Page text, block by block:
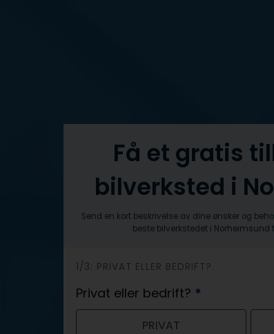
Få et gratis
bilverksted i
Send en kort beskrivelse av dine ønsker og
beste bilverkstedet i Norheimsund
h
e
r
1/3: PRIVAT ELLER BEDRIFT?
Privat eller bedrift? *
PRIVAT